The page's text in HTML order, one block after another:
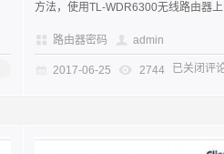
方法，使用TL-WDR6300无线路由器
路由器密码 admin
2017-06-25 2744 已关闭评